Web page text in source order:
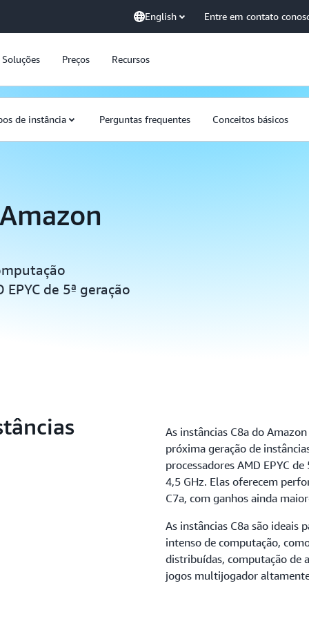
English Entre em contato
Soluções Preços Recursos
de instância Perguntas frequentes Conceitos básicos
de 5ª geração
As instâncias C8a do
próxima geração de
processadores AMD EPYC
4,5 GHz. Elas oferecem
C7a, com ganhos ainda
As instâncias C8a são ideais
intenso de computação,
distribuídas, computação de
jogos multijogador